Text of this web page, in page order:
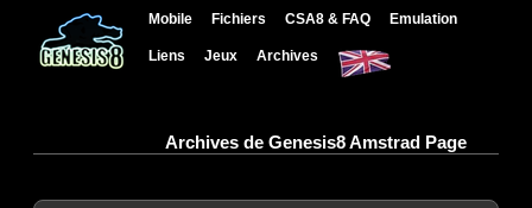
Mobile Fichiers CSA8 & FAQ Emulation
Liens Jeux Archives
Archives de Genesis8 Amstrad Page